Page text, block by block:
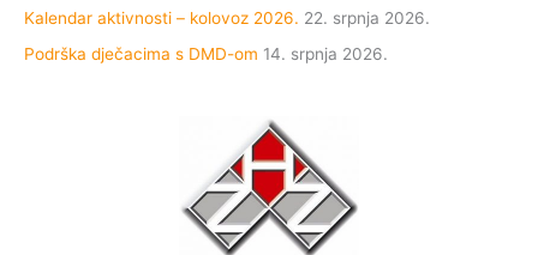
Kalendar aktivnosti – kolovoz 2026. 22. srpnja 2026.
Podrška dječacima s DMD-om 14. srpnja 2026.